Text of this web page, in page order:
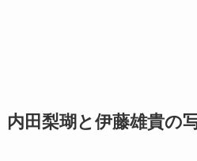
内田梨瑚と伊藤雄貴の